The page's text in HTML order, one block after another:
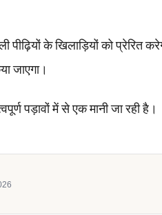
पीढ़ियों के खिलाड़ियों को प्रेरित
जाएगा।
पड़ावों में से एक मानी जा रही है।